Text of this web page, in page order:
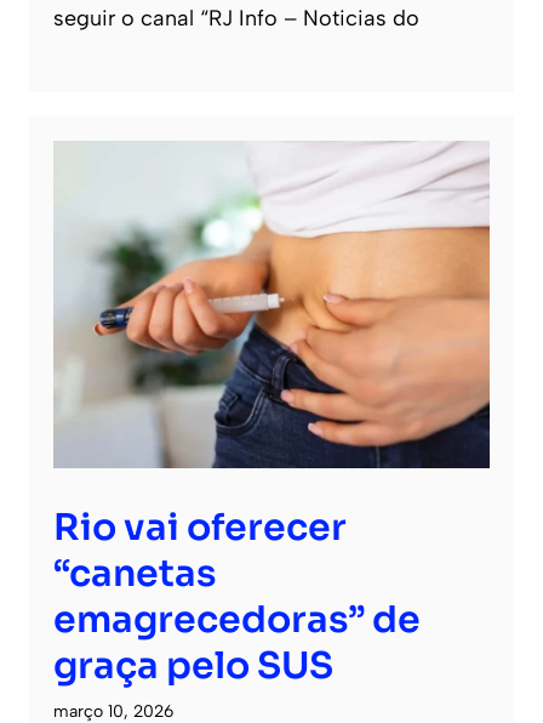
seguir o canal “RJ Info – Noticias do
Rio vai oferecer
“canetas
emagrecedoras” de
graça pelo SUS
março 10, 2026